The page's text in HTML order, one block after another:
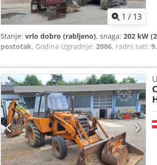
1 / 13
Stanje: vrlo dobro (rabljeno), snaga: 202 kW
postotak, Godina izgradnje: 2006, radni sati: